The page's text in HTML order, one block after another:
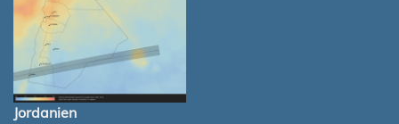
Jordanien